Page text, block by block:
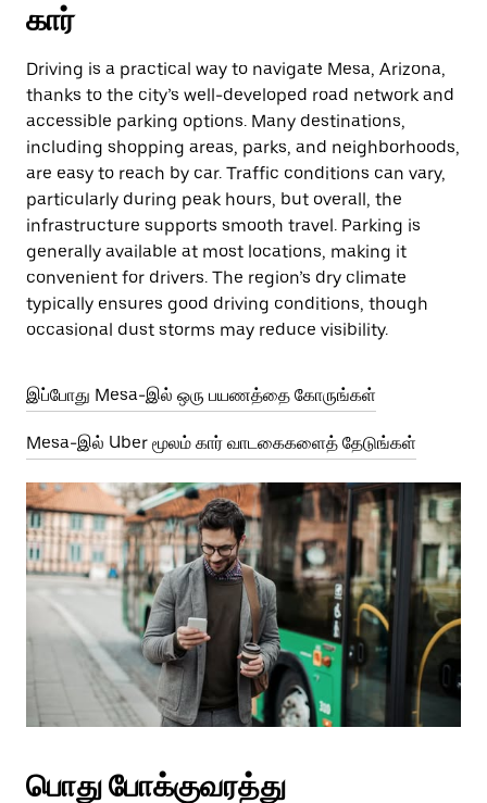
கார்
Driving is a practical way to navigate Mesa, Arizona,
thanks to the city’s well-developed road network and
accessible parking options. Many destinations,
including shopping areas, parks, and neighborhoods,
are easy to reach by car. Traffic conditions can vary,
particularly during peak hours, but overall, the
infrastructure supports smooth travel. Parking is
generally available at most locations, making it
convenient for drivers. The region’s dry climate
typically ensures good driving conditions, though
occasional dust storms may reduce visibility.
இப்போது Mesa-இல் ஒரு பயணத்தை கோருங்கள்
Mesa-இல் Uber மூலம் கார் வாடகைகளைத் தேடுங்கள்
பொது போக்குவரத்து